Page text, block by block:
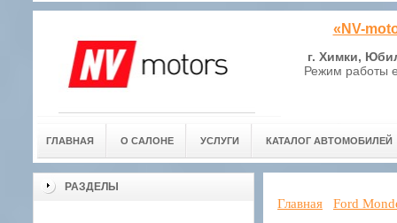
«NV-
г. Химки,
Режим работы
ГЛАВНАЯ О САЛОНЕ УСЛУГИ КАТАЛОГ АВТОМОБИЛЕЙ
РАЗДЕЛЫ
Главная Ford